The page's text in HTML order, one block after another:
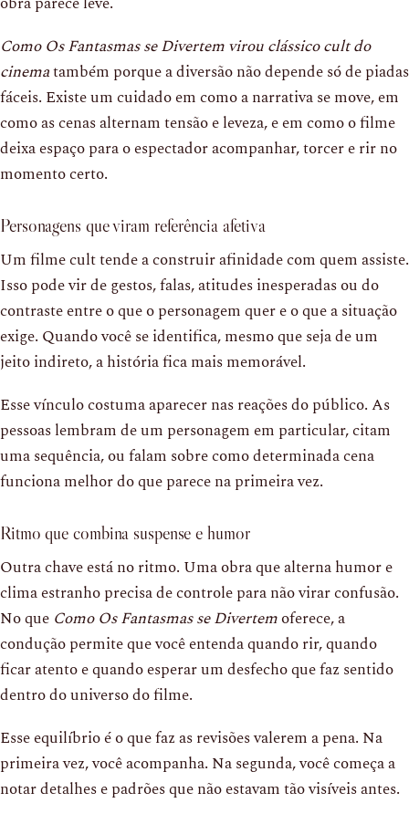
Como Os Fantasmas se Divertem virou clássico cult do
cinematambém porque a diversão não depende só de piadas
fáceis. Existe um cuidado em como a narrativa se move, em
como as cenas alternam tensão e leveza, e em como o filme
deixa espaço para o espectador acompanhar, torcer e rir no
momento certo.
Personagens que viram referência afetiva
Um filme cult tende a construir afinidade com quem assiste.
Isso pode vir de gestos, falas, atitudes inesperadas ou do
contraste entre o que o personagem quer e o que a situação
exige. Quando você se identifica, mesmo que seja de um
jeito indireto, a história fica mais memorável.
Esse vínculo costuma aparecer nas reações do público. As
pessoas lembram de um personagem em particular, citam
uma sequência, ou falam sobre como determinada cena
funciona melhor do que parece na primeira vez.
Ritmo que combina suspense e humor
Outra chave está no ritmo. Uma obra que alterna humor e
clima estranho precisa de controle para não virar confusão.
No que Como Os Fantasmas se Divertemoferece, a
condução permite que você entenda quando rir, quando
ficar atento e quando esperar um desfecho que faz sentido
dentro do universo do filme.
Esse equilíbrio é o que faz as revisões valerem a pena. Na
primeira vez, você acompanha. Na segunda, você começa a
notar detalhes e padrões que não estavam tão visíveis antes.